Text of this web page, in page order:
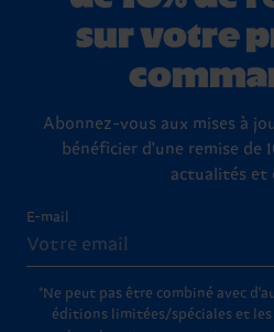
sur votre
Abonnez-vous aux mises à
bénéficier d'une remise de
actualités et
E-mail
*Ne peut pas être combiné avec
éditions limitées/spéciales et les